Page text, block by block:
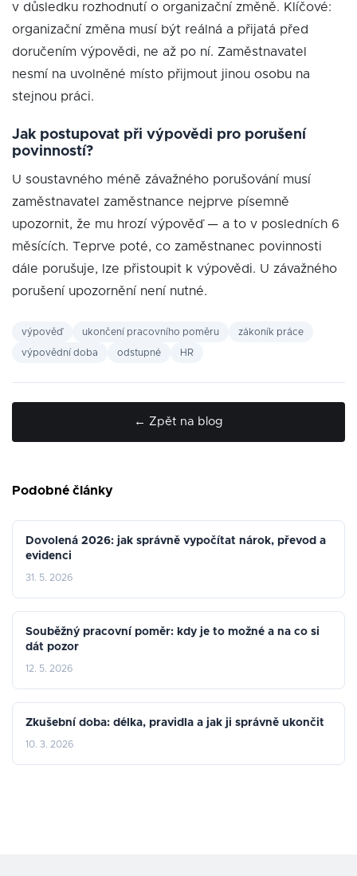
v důsledku rozhodnutí o organizační změně. Klíčové:
organizační změna musí být reálná a přijatá před
doručením výpovědi, ne až po ní. Zaměstnavatel
nesmí na uvolněné místo přijmout jinou osobu na
stejnou práci.
Jak postupovat při výpovědi pro porušení
povinností?
U soustavného méně závažného porušování musí
zaměstnavatel zaměstnance nejprve písemně
upozornit, že mu hrozí výpověď — a to v posledních 6
měsících. Teprve poté, co zaměstnanec povinnosti
dále porušuje, lze přistoupit k výpovědi. U závažného
porušení upozornění není nutné.
výpověď ukončení pracovního poměru zákoník práce
výpovědní doba odstupné HR
← Zpět na blog
Podobné články
Dovolená 2026: jak správně vypočítat nárok, převod a
evidenci
31. 5. 2026
Souběžný pracovní poměr: kdy je to možné a na co si
dát pozor
12. 5. 2026
Zkušební doba: délka, pravidla a jak ji správně ukončit
10. 3. 2026